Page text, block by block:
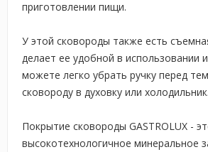
приготовлении пищи.
У этой сковороды также есть
делает ее удобной в использовании
можете легко убрать ручку перед
сковороду в духовку или холодильник.
Покрытие сковороды GASTROLUX -
высокотехнологичное минеральное